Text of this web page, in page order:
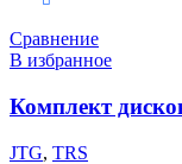
Сравнение
В избранное
Комплект
JTG, TRS